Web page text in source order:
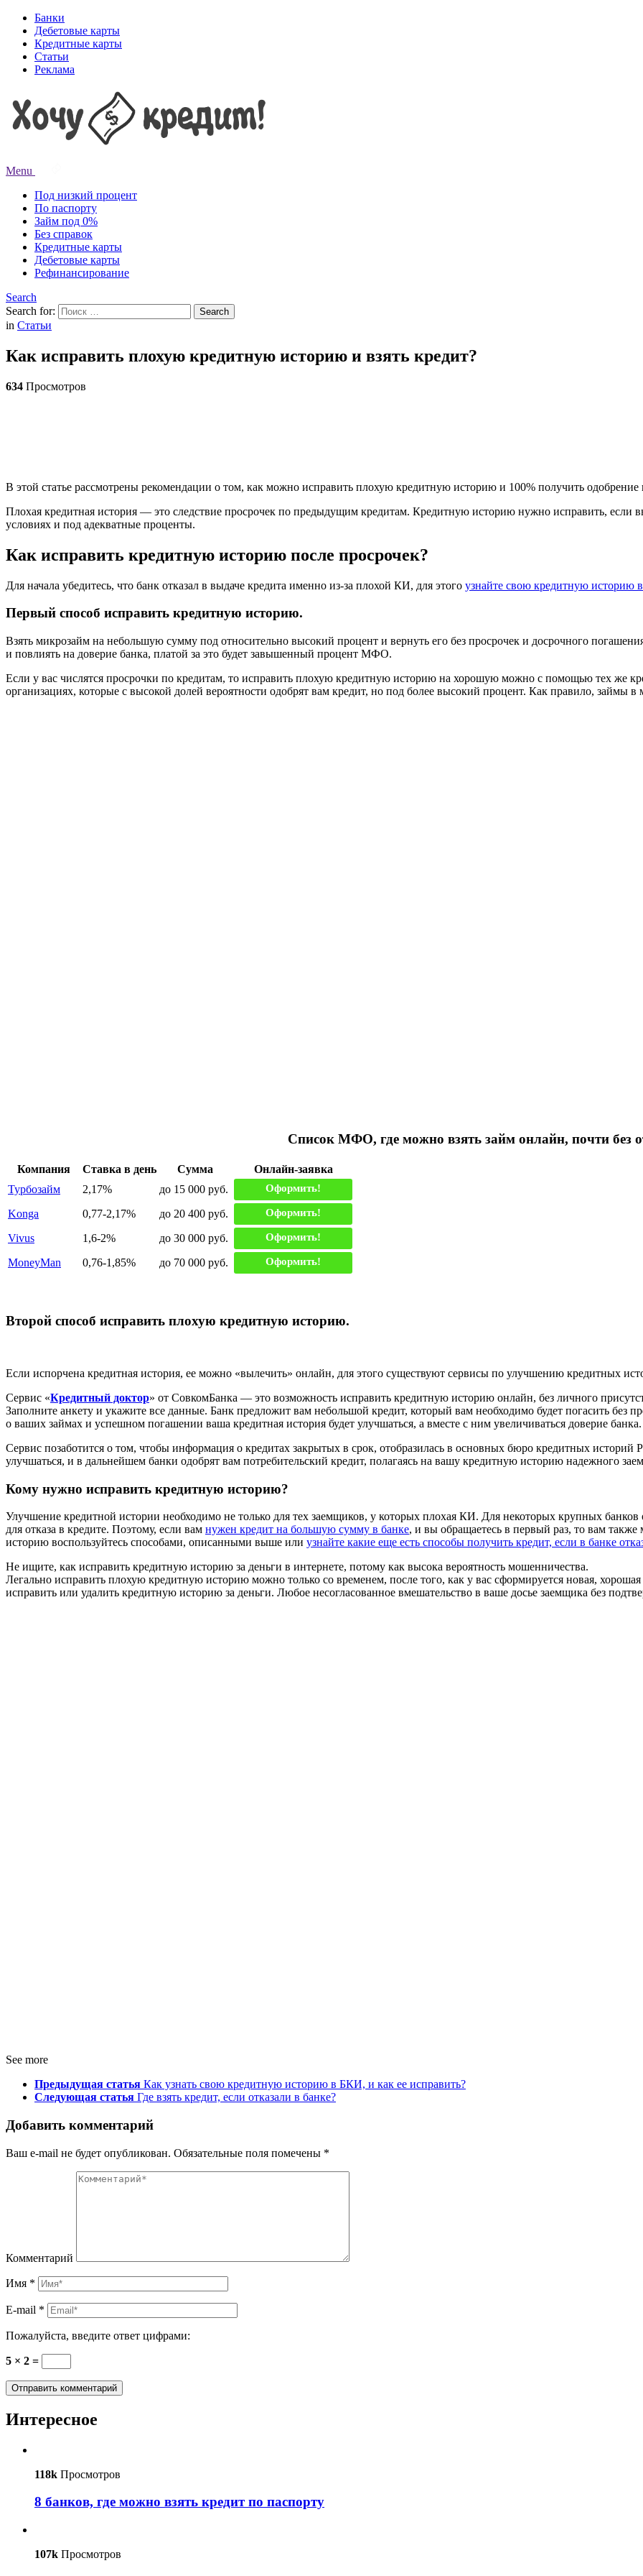
Банки
Дебетовые карты
Кредитные карты
Статьи
Реклама
Menu
Под низкий процент
По паспорту
Займ под 0%
Без справок
Кредитные карты
Дебетовые карты
Рефинансирование
Search
Search for:
Search
in Статьи
Как исправить плохую кредитную историю и взять кредит?
634 Просмотров
В этой статье рассмотрены рекомендации о том, как можно исправить плохую кредитную историю и 100% получить одобрение
Плохая кредитная история — это следствие просрочек по предыдущим кредитам. Кредитную историю нужно исправить, если
условиях и под адекватные проценты.
Как исправить кредитную историю после просрочек?
Для начала убедитесь, что банк отказал в выдаче кредита именно из-за плохой КИ, для этого узнайте свою кредитную историю
Первый способ исправить кредитную историю.
Взять микрозайм на небольшую сумму под относительно высокий процент и вернуть его без просрочек и досрочного
и повлиять на доверие банка, платой за это будет завышенный процент МФО.
Если у вас числятся просрочки по кредитам, то исправить плохую кредитную историю на хорошую можно с помощью тех же
организациях, которые с высокой долей вероятности одобрят вам кредит, но под более высокий процент. Как правило, займы
Список МФО, где можно взять займ онлайн, почти без
Компания Ставка в день Сумма
Онлайн-заявка
Турбозайм
2,17% до 15 000 руб. Оформить!
Konga 0,77-2,17% до 20 400 руб. Оформить!
Vivus 1,6-2% до 30 000 руб. Оформить!
MoneyMan 0,76-1,85% до 70 000 руб. Оформить!
Второй способ исправить плохую кредитную историю.
Если испорчена кредитная история, ее можно «вылечить» онлайн, для этого существуют сервисы по улучшению кредитных
Сервис «Кредитный доктор» от СовкомБанка — это возможность исправить кредитную историю онлайн, без личного
Заполните анкету и укажите все данные. Банк предложит вам небольшой кредит, который вам необходимо будет погасить
о ваших займах и успешном погашении ваша кредитная история будет улучшаться, а вместе с ним увеличиваться доверие банка.
Сервис позаботится о том, чтобы информация о кредитах закрытых в срок, отобразилась в основных бюро кредитных историй
улучшаться, и в дальнейшем банки одобрят вам потребительский кредит, полагаясь на вашу кредитную историю надежного
Кому нужно исправить кредитную историю?
Улучшение кредитной истории необходимо не только для тех заемщиков, у которых плохая КИ. Для некоторых крупных банков
для отказа в кредите. Поэтому, если вам нужен кредит на большую сумму в банке, и вы обращаетесь в первый раз, то вам
историю воспользуйтесь способами, описанными выше или узнайте какие еще есть способы получить кредит, если в банке
Не ищите, как исправить кредитную историю за деньги в интернете, потому как высока вероятность мошенничества.
Легально исправить плохую кредитную историю можно только со временем, после того, как у вас сформируется новая,
исправить или удалить кредитную историю за деньги. Любое несогласованное вмешательство в ваше досье заемщика без
See more
Предыдущая статья Как узнать свою кредитную историю в БКИ, и как ее исправить?
Следующая статья Где взять кредит, если отказали в банке?
Добавить комментарий
Ваш e-mail не будет опубликован. Обязательные поля помечены *
Комментарий
Имя *
E-mail *
Пожалуйста, введите ответ цифрами:
5 × 2 =
Интересное
118k Просмотров
8 банков, где можно взять кредит по паспорту
107k Просмотров